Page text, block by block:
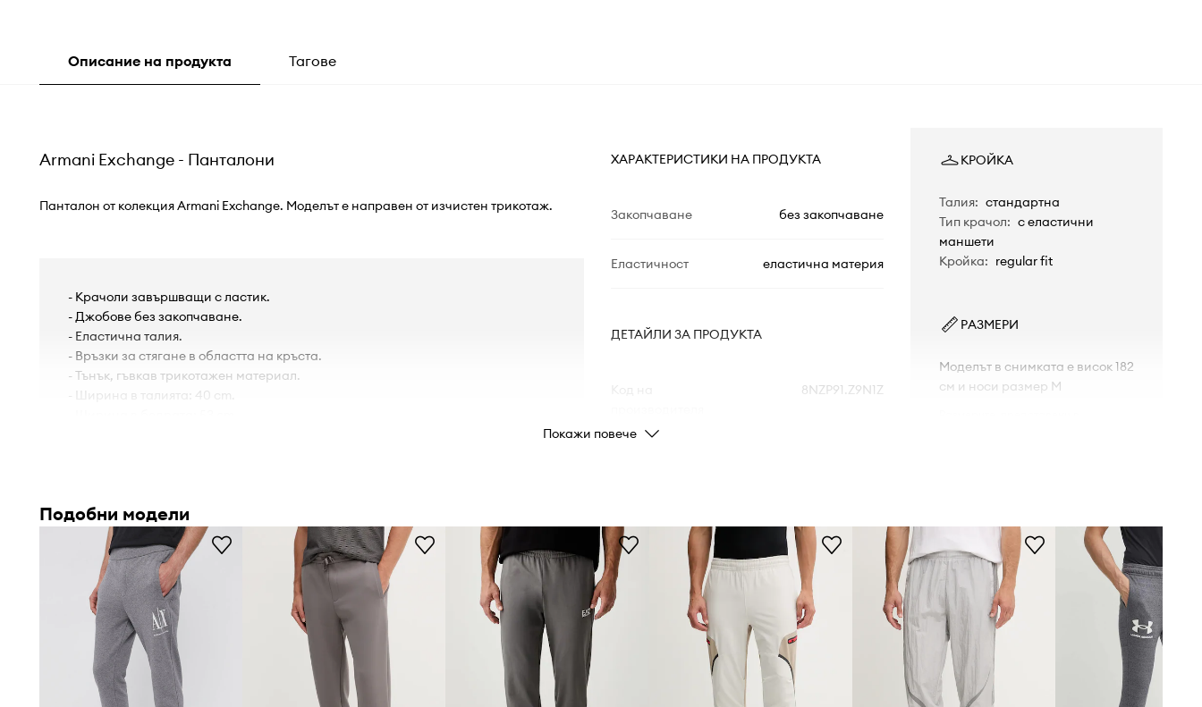
Описание на продукта Тагове
Armani Exchange - Панталони
Панталон от колекция Armani Exchange. Моделът е направен от изчистен трикотаж.
- Крачоли завършващи с ластик.
- Джобове без закопчаване.
- Еластична талия.
- Връзки за стягане в областта на кръста.
- Тънък, гъвкав трикотажен материал.
- Ширина в талията: 40 cm.
- Мерките се отнасят за размер: M.
ХАРАКТЕРИСТИКИ НА ПРОДУКТА
Закопчаване без закопчаване
Еластичност еластична материя
ДЕТАЙЛИ ЗА ПРОДУКТА
8NZP91.Z9N1Z
Производител
Код на продукта
КРОЙКА
Талия: стандартна
Тип крачол: с еластични
маншети
Кройка: regular fit
РАЗМЕРИ
Моделът в снимката е висок 182
см и носи размер M
Таблица с размери
Покажи повече
Подобни модели